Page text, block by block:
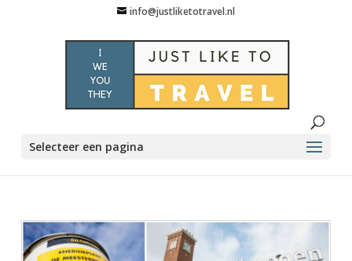
info@justliketotravel.nl
Selecteer een pagina